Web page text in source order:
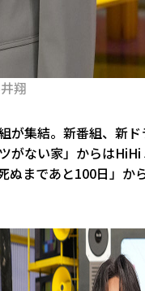
翔
が集結。新番組、新
がない家」からは
まであと100日」